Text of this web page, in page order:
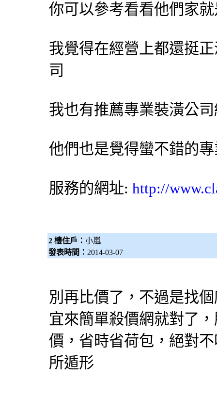
你可以參考看看他們家
我覺得在經營上都還挺
司
我也有推薦專業裝潢公
他們也是覺得蠻不錯的
服務的網址: http://
2 樓住戶： 小嵐
發表時間： 2014-03-07
別再比價了，不過是找
宜來簡單殺價網就對了
價 ，省時省荷包，絕對
所遁形